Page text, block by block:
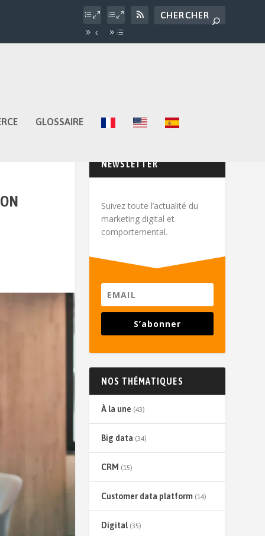
GLOSSAIRE
NEWSLETTER
Suivez toute l’actualité du
marketing digital et
comportemental.
S’abonner
NOS THÉMATIQUES
À la une (43)
Big data (34)
CRM (15)
Customer data platform(14)
Digital(35)